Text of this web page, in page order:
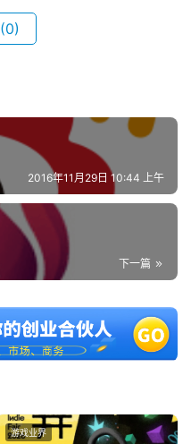
(0)
2016年11月29日 10:44 上午
下一篇
游戏业界